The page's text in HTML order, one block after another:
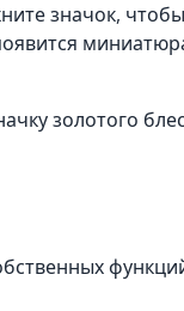
значок, чтобы
золотого